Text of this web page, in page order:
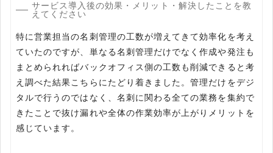
サービス導入後の効果・メリット・解決したことを教
えてください
特に営業担当の名刺管理の工数が増えてきて効率化を考え
ていたのですが、単なる名刺管理だけでなく作成や発注も
まとめられればバックオフィス側の工数も削減できると考
え調べた結果こちらにたどり着きました。管理だけをデジ
タルで行うのではなく、名刺に関わる全ての業務を集約で
きたことで抜け漏れや全体の作業効率が上がりメリットを
感じています。